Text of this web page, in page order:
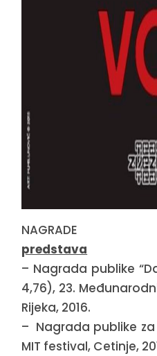
NAGRADE
predstava
– Nagrada publike
4,76), 23.
Rijeka, 2016.
– Nagrada publike
MIT festival, Cetinje,